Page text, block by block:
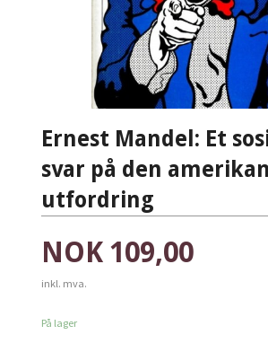
Ernest Mandel: Et
svar på den
utfordring
Pris
NOK 109,00
inkl. mva.
På lager